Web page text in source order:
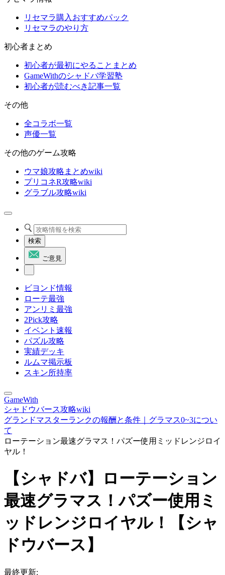
リセマラ購入おすすめパック
リセマラのやり方
初心者まとめ
初心者が最初にやることまとめ
GameWithのシャドバ学習塾
初心者が読むべき記事一覧
その他
全コラボ一覧
声優一覧
その他のゲーム攻略
ウマ娘攻略まとめwiki
プリコネR攻略wiki
グラブル攻略wiki
検索
ご意見
ビヨンド情報
ローテ最強
アンリミ最強
2Pick攻略
イベント速報
パズル攻略
実績デッキ
ルムマ掲示板
スキン所持率
GameWith
シャドウバース攻略wiki
グランドマスターランクの報酬と条件｜グラマス0~3につい
て
ローテーション最速グラマス！パズー使用ミッドレンジロイ
ヤル！
【シャドバ】ローテーション
最速グラマス！パズー使用ミ
ッドレンジロイヤル！【シャ
ドウバース】
最終更新: